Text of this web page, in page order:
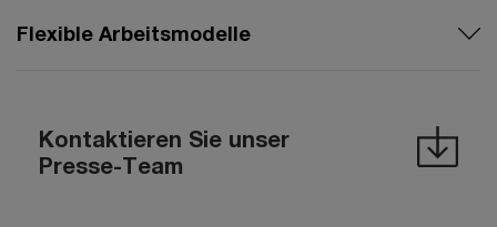
Flexible Arbeitsmodelle
Kontaktieren Sie unser
Presse-Team